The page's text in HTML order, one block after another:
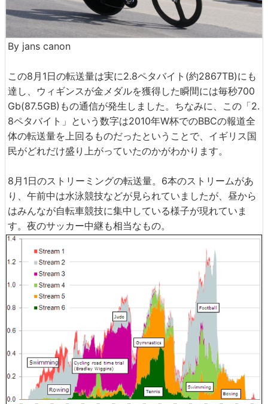
By jans canon
この8月1日の転送量は実に2.8ペタバイト(約2867TB)にも
達し、ウィギンスが金メダルを獲得した瞬間には毎秒700
Gb(87.5GB)もの通信が発生しました。ちなみに、この「2.
8ペタバイト」という数字は2010年W杯でのBBCの報道全
体の転送量を上回るものだったということで、イギリス国
民がどれだけ盛り上がっていたのかがわかります。
8月1日のストリーミングの転送量。6本のストリームがあ
り、午前中は水泳競技などが見られていましたが、昼から
はみんなが自転車競技に集中している様子が現れていま
す。夜のサッカー中継も相当なもの。